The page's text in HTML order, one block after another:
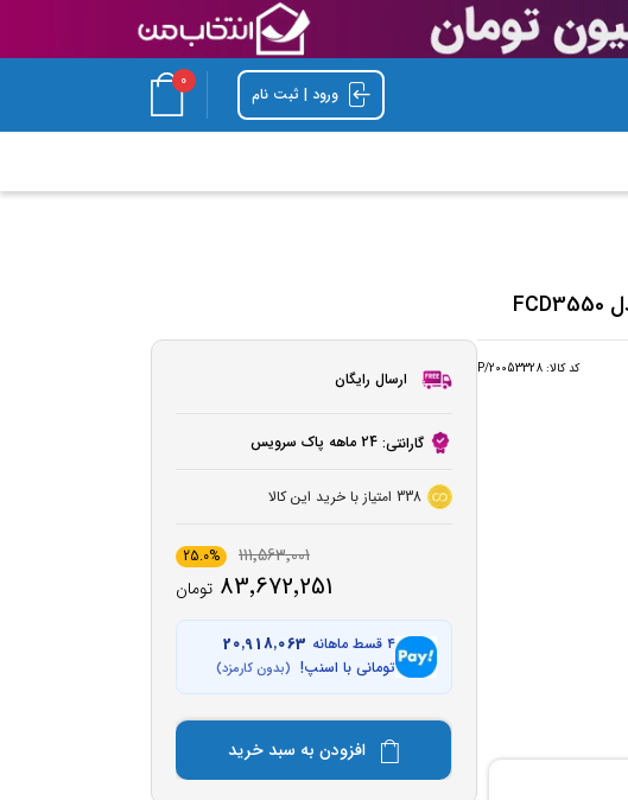
ورود | ثبت نام
0
کد کالا: P/20053328 ارسال رایگان
گارانتی: 24 ماهه پاک سرویس
338 امتیاز با خرید این کالا
111٬563٬001 25.0%
83٬672٬251 تومان
۴ قسط ماهانه
20٬918٬063
تومانی با اسنپ! (بدون کارمزد)
افزودن به سبد خرید